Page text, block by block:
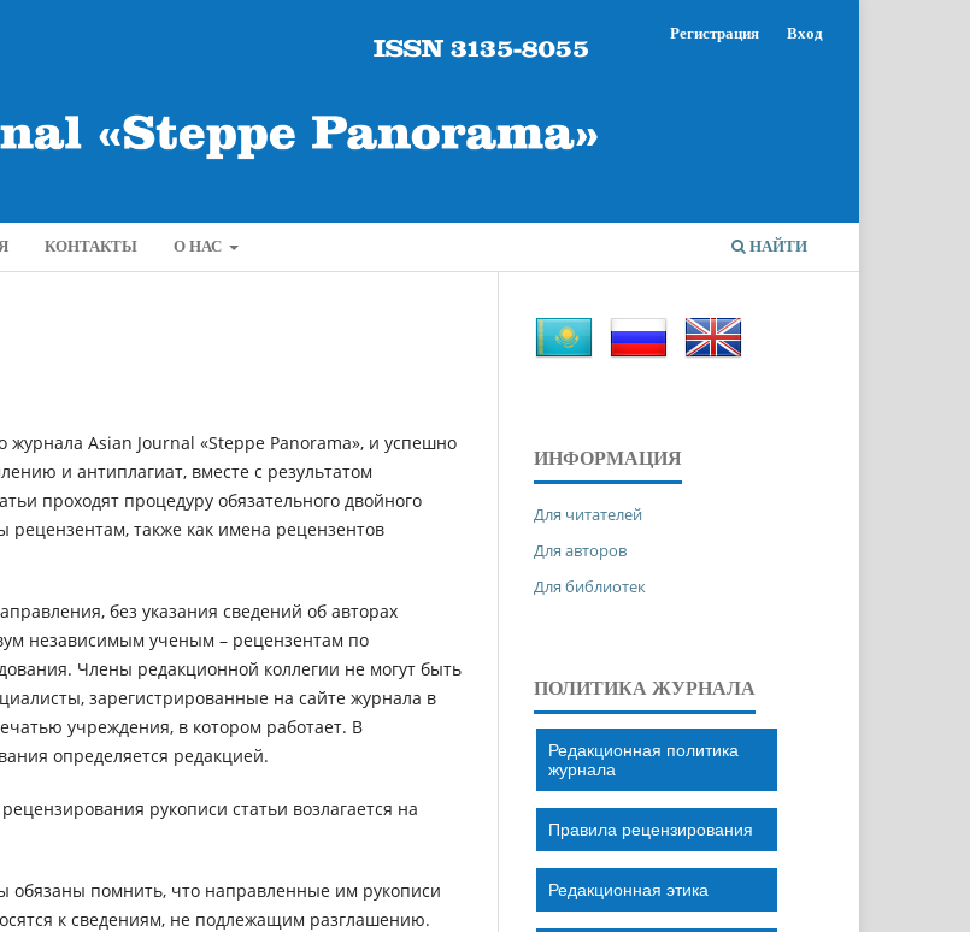
КОНТАКТЫ О НАС НАЙТИ
Регистрация Вход
журнала Asian Journal «Steppe Panorama», и успешно
и антиплагиат, вместе с результатом
проходят процедуру обязательного двойного
рецензентам, также как имена рецензентов
без указания сведений об авторах
независимым ученым – рецензентам по
Члены редакционной коллегии не могут быть
зарегистрированные на сайте журнала в
учреждения, в котором работает. В
определяется редакцией.
рукописи статьи возлагается на
обязаны помнить, что направленные им рукописи
к сведениям, не подлежащим разглашению.
ИНФОРМАЦИЯ
Для читателей
Для авторов
Для библиотек
ПОЛИТИКА ЖУРНАЛА
Редакционная политика
журнала
Правила рецензирования
Редакционная этика